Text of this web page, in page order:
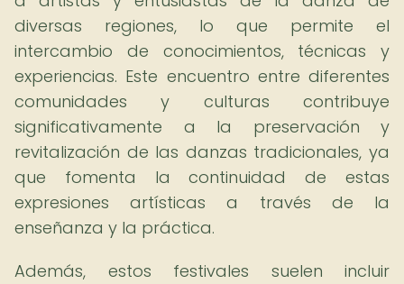
diversas regiones, lo que permite el
intercambio de conocimientos, técnicas y
experiencias. Este encuentro entre diferentes
comunidades y culturas contribuye
significativamente a la preservación y
revitalización de las danzas tradicionales, ya
que fomenta la continuidad de estas
expresiones artísticas a través de la
enseñanza y la práctica.
Además, estos festivales suelen incluir